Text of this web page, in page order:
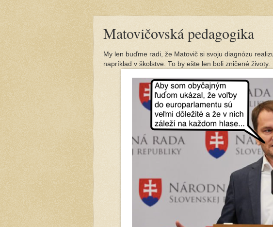
Matovičovská pedagogika
My len buďme radi, že Matovič si svoju diagnózu
napríklad v školstve. To by ešte len boli zničené životy.